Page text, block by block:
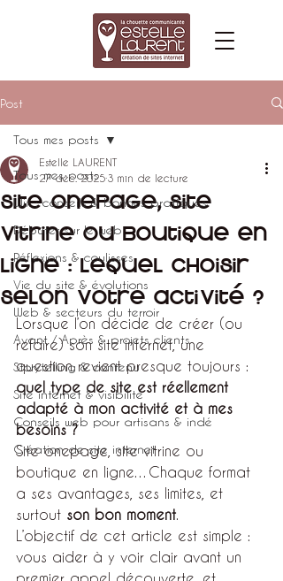
Post
Tous mes posts
Wix : conseils & bonnes pratiques
Débuter sur le web
Réflexions & coulisses
Vie du site & évolutions
Web & secteurs du terroir
Avant / Après & projets clients
Storytelling & contenu
Site internet & visibilité
Conseils web pour artisans & indé
Création de site internet
Tous mes posts
Site Onepage, Site
Vitrine ou Boutique en
ligne : lequel choisir
selon votre activité ?
Estelle LAURENT
27 déc. 2025 3 min de lecture
Lorsque l’on décide de créer (ou
refaire) son site internet, une
question revient presque toujours :
quel type de site est réellement
adapté à mon activité et à mes
besoins ?
Site onepage, site vitrine ou
boutique en ligne…Chaque format
a ses avantages, ses limites, et
surtout son bon moment.
L’objectif de cet article est simple :
vous aider à y voir clair avant un